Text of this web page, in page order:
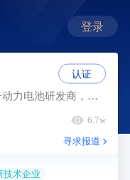
登录
万向一二三是一家锂离子动力电池研发商，专注于新能源汽车及其关键零部件领域动力技术的研发与应用，其主要产品包括车用动力电池、启停电池、储能电池等，此外，还提供运输交通系统解决方案。
6.7w
寻求报道
技术企业
认证